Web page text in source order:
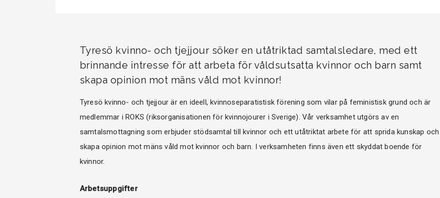
Tyresö kvinno- och tjejjour söker en utåtriktad samtalsledare, med ett
brinnande intresse för att arbeta för våldsutsatta kvinnor och barn samt
skapa opinion mot mäns våld mot kvinnor!
Tyresö kvinno- och tjejjour är en ideell, kvinnoseparatistisk förening som vilar på feministisk grund och är
medlemmar i ROKS (riksorganisationen för kvinnojourer i Sverige). Vår verksamhet utgörs av en
samtalsmottagning som erbjuder stödsamtal till kvinnor och ett utåtriktat arbete för att sprida kunskap och
skapa opinion mot mäns våld mot kvinnor och barn. I verksamheten finns även ett skyddat boende för
kvinnor.
Arbetsuppgifter